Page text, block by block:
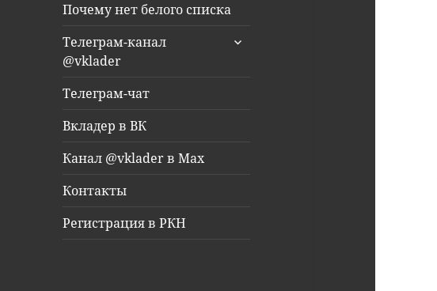
Почему нет белого списка
Телеграм-канал
@vklader
раскрыть
Телеграм-чат
Вкладер в ВК
Канал @vklader в Max
Контакты
Регистрация в РКН